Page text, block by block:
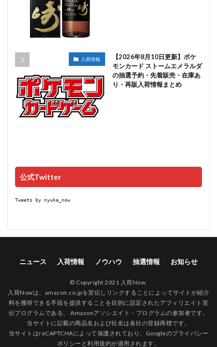
入荷情報
【2026年8月10日更新】ポケ
モンカード ストームエメラルダ
の抽選予約・先着販売・在庫あ
り・再販入荷情報まとめ
公式Twitter
Tweets by nyuka_now
ニュース 入荷情報 ノウハウ 抽選情報 お知らせ
© Copyright 2021 入荷Now.
入荷Nowは、amazon.co.jpを宣伝しリンクすることによってサイトが紹介
料を獲得できる手段を提供することを目的に設定されたアフィリエイト宣
伝プログラムである、 Amazonアソシエイト・プログラムの参加者です。
当サイトに記載の商品名および社名は各社の登録商標です。
当サイトはreCAPTCHAによって保護されており、Googleのプライバシー
ポリシー と利用規約が適用されます。